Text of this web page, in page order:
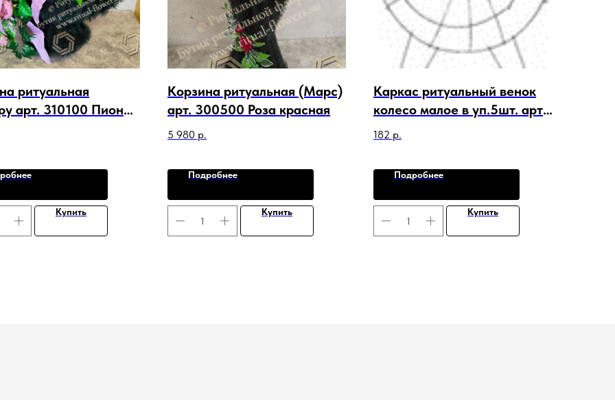
ритуальная
арт. 310100 Пион
Купить
Корзина ритуальная (Марс)
арт. 300500 Роза красная
5 980 р.
Подробнее
Купить
Каркас ритуальный венок
колесо малое в уп.5шт. арт.
C-20291
182 р.
Подробнее
Купить